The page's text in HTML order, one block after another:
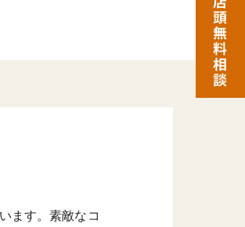
ます。素敵なコ